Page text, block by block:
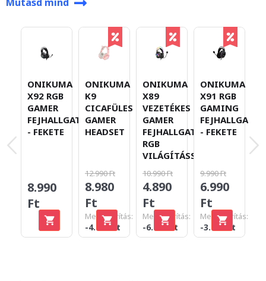
ONIKUMA
X92 RGB
GAMER
FEJHALLGATÓ
- FEKETE
8.990
Ft
ONIKUMA
K9
CICAFÜLES
GAMER
HEADSET
12.990 Ft
8.980
Ft
Megtakarítás:
-4.010 Ft
ONIKUMA
X89
VEZETÉKES
GAMER
FEJHALLGATÓ
RGB
VILÁGÍTÁSSAL
10.990 Ft
4.890
Ft
Megtakarítás:
-6.100 Ft
ONIKUMA
X91 RGB
GAMING
FEJHALLGATÓ
- FEKETE
9.990 Ft
6.990
Ft
Megtakarítás:
-3.000 Ft